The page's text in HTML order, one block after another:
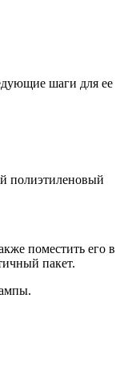
шаги для ее
полиэтиленовый
поместить его в
пакет.